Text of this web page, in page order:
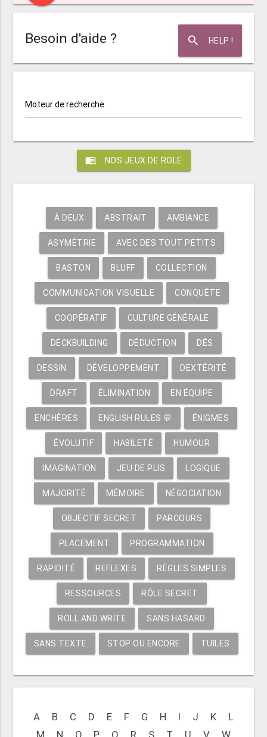
search HELP !
Besoin d'aide ?
Moteur de recherche
menu_book NOS JEUX DE ROLE
À DEUX ABSTRAIT AMBIANCE
ASYMÉTRIE AVEC DES TOUT PETITS
BASTON BLUFF COLLECTION
COMMUNICATION VISUELLE CONQUÊTE
COOPÉRATIF CULTURE GÉNÉRALE
DECKBUILDING DÉDUCTION DÉS
DESSIN DÉVELOPPEMENT DEXTÉRITÉ
DRAFT ÉLIMINATION EN ÉQUIPE
ENCHÈRES ENGLISH RULES 💬 ÉNIGMES
ÉVOLUTIF HABILETÉ HUMOUR
IMAGINATION JEU DE PLIS LOGIQUE
MAJORITÉ MÉMOIRE NÉGOCIATION
OBJECTIF SECRET PARCOURS
PLACEMENT PROGRAMMATION
RAPIDITÉ REFLEXES RÈGLES SIMPLES
RESSOURCES RÔLE SECRET
ROLL AND WRITE SANS HASARD
SANS TEXTE STOP OU ENCORE TUILES
A B C D E F G H I J K
L